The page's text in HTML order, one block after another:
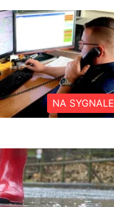
NA SYGNALE